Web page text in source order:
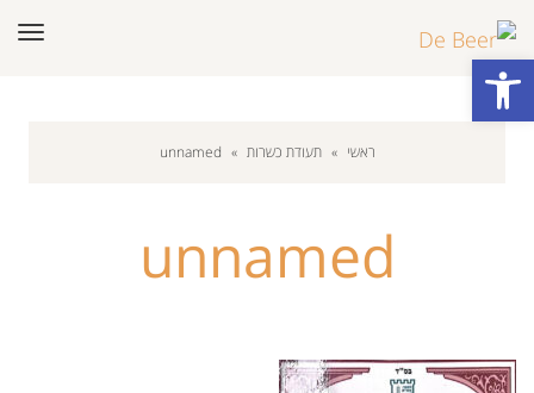
פתח סרגל נגישות
ראשי » תעודת כשרות »
unnamed
unnamed